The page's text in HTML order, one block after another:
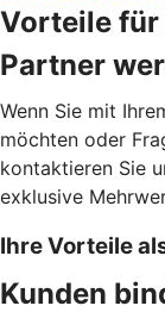
Vorteile für
Partner
Wenn Sie mit
möchten oder
kontaktieren Sie
exklusive
Ihre Vorteile
Kunden